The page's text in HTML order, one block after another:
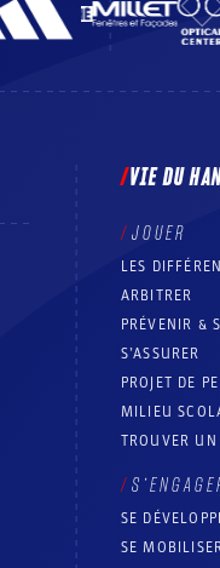
VIE DU
JOUER
LES
ARBITRER
PRÉVENIR &
S’ASSURER
PROJET DE
MILIEU
TROUVER
SE
SE